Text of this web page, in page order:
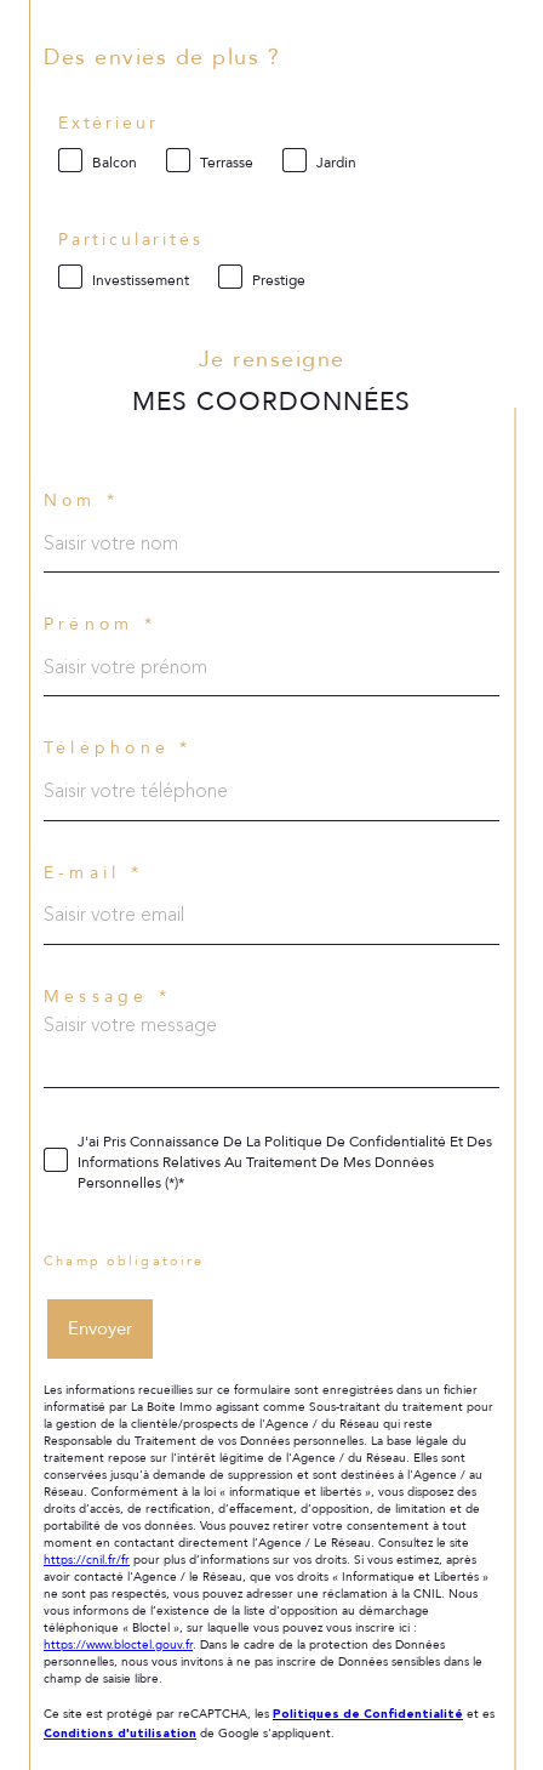
Des envies de plus ?
Extérieur
Balcon Terrasse Jardin
Particularités
Investissement Prestige
Je renseigne
MES COORDONNÉES
Nom *
Prénom *
Téléphone *
E-mail *
Message *
J'ai Pris Connaissance De La Politique De Confidentialité Et Des
Informations Relatives Au Traitement De Mes Données
Personnelles (*)*
* Champ obligatoire
Envoyer
Les informations recueillies sur ce formulaire sont enregistrées dans un fichier
informatisé par La Boite Immo agissant comme Sous-traitant du traitement pour
la gestion de la clientèle/prospects de l'Agence / du Réseau qui reste
Responsable du Traitement de vos Données personnelles. La base légale du
traitement repose sur l'intérêt légitime de l'Agence / du Réseau. Elles sont
conservées jusqu'à demande de suppression et sont destinées à l'Agence / au
Réseau. Conformément à la loi « informatique et libertés », vous disposez des
droits d’accès, de rectification, d’effacement, d’opposition, de limitation et de
portabilité de vos données. Vous pouvez retirer votre consentement à tout
moment en contactant directement l’Agence / Le Réseau. Consultez le site
https://cnil.fr/fr pour plus d’informations sur vos droits. Si vous estimez, après
avoir contacté l'Agence / le Réseau, que vos droits « Informatique et Libertés »
ne sont pas respectés, vous pouvez adresser une réclamation à la CNIL. Nous
vous informons de l’existence de la liste d'opposition au démarchage
téléphonique « Bloctel », sur laquelle vous pouvez vous inscrire ici :
https://www.bloctel.gouv.fr. Dans le cadre de la protection des Données
personnelles, nous vous invitons à ne pas inscrire de Données sensibles dans le
champ de saisie libre.
Ce site est protégé par reCAPTCHA, les Politiques de Confidentialité et es
Conditions d'utilisation de Google s'appliquent.